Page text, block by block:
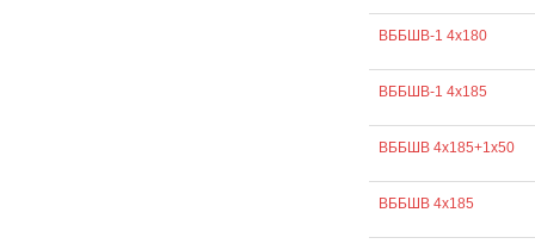
ВББШВ-1 4х180
ВББШВ-1 4х185
ВББШВ 4х185+1х50
ВББШВ 4х185